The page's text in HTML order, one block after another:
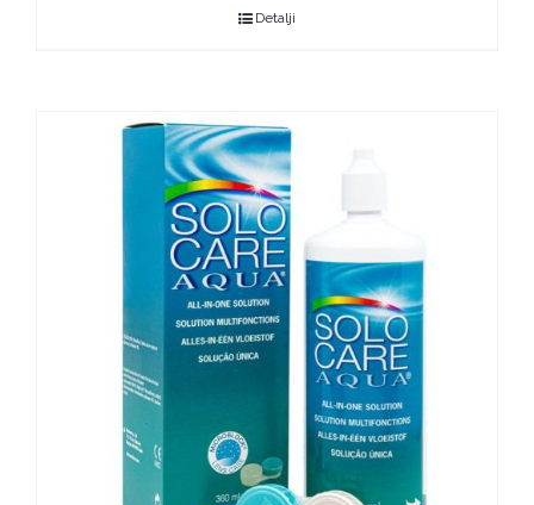
Detalji